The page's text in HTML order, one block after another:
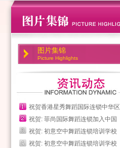
图片集锦
Picture Highlights
祝贺香港星秀舞蹈国际连锁中华
祝贺: 菲尚国际舞蹈连锁加入中国
祝贺: 初意空中舞蹈连锁培训学校
祝贺: 初意空中舞蹈连锁培训学校